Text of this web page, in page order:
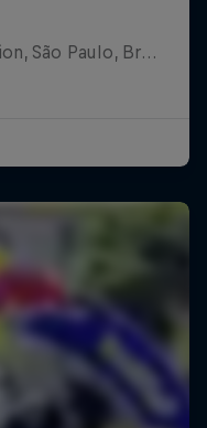
Red Bull Bragantino Stadion, São Paulo, Brasilien